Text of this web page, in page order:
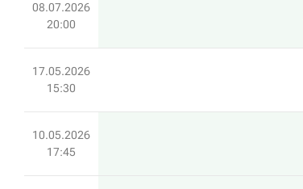
08.07.2026
20:00
17.05.2026
15:30
10.05.2026
17:45